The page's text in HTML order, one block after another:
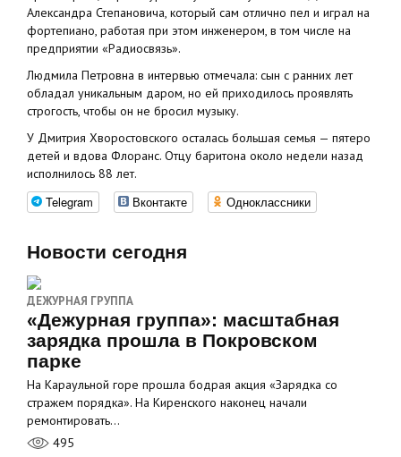
Александра Степановича, который сам отлично пел и играл на
фортепиано, работая при этом инженером, в том числе на
предприятии «Радиосвязь».
Людмила Петровна в интервью отмечала: сын с ранних лет
обладал уникальным даром, но ей приходилось проявлять
строгость, чтобы он не бросил музыку.
У Дмитрия Хворостовского осталась большая семья — пятеро
детей и вдова Флоранс. Отцу баритона около недели назад
исполнилось 88 лет.
Telegram Вконтакте Одноклассники
Новости сегодня
ДЕЖУРНАЯ ГРУППА
«Дежурная группа»: масштабная
зарядка прошла в Покровском
парке
На Караульной горе прошла бодрая акция «Зарядка со
стражем порядка». На Киренского наконец начали
ремонтировать…
495